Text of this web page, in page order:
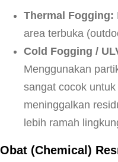
Thermal Fogging:
area terbuka
Cold Fogging /
Menggunakan
sangat cocok
meninggalkan
lebih ramah
Obat (Chemical)